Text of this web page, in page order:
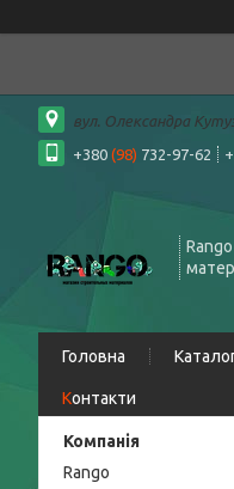
вул. Олександра
+380 (98) 732-97-62
Головна
Контакти
Rango